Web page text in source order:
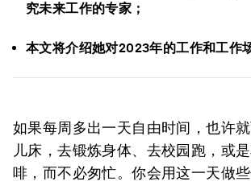
究未来工作的专家；
本文将介绍她对2023年的工作和工作
如果每周多出一天自由时间，也许
儿床，去锻炼身体、去校园跑，或
啡，而不必匆忙。你会用这一天做些